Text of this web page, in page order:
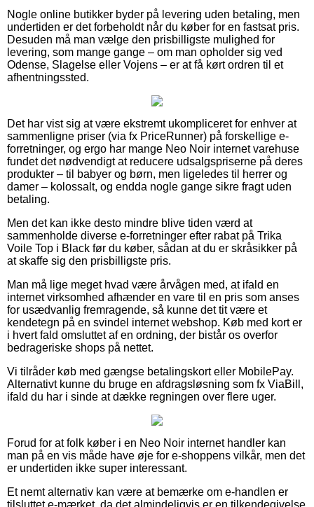
Nogle online butikker byder på levering uden betaling, men
undertiden er det forbeholdt når du køber for en fastsat pris.
Desuden må man vælge den prisbilligste mulighed for
levering, som mange gange – om man opholder sig ved
Odense, Slagelse eller Vojens – er at få kørt ordren til et
afhentningssted.
Det har vist sig at være ekstremt ukompliceret for enhver at
sammenligne priser (via fx PriceRunner) på forskellige e-
forretninger, og ergo har mange Neo Noir internet varehuse
fundet det nødvendigt at reducere udsalgspriserne på deres
produkter – til babyer og børn, men ligeledes til herrer og
damer – kolossalt, og endda nogle gange sikre fragt uden
betaling.
Men det kan ikke desto mindre blive tiden værd at
sammenholde diverse e-forretninger efter rabat på Trika
Voile Top i Black før du køber, sådan at du er skråsikker på
at skaffe sig den prisbilligste pris.
Man må lige meget hvad være årvågen med, at ifald en
internet virksomhed afhænder en vare til en pris som anses
for usædvanlig fremragende, så kunne det tit være et
kendetegn på en svindel internet webshop. Køb med kort er
i hvert fald omsluttet af en ordning, der bistår os overfor
bedrageriske shops på nettet.
Vi tilråder køb med gængse betalingskort eller MobilePay.
Alternativt kunne du bruge en afdragsløsning som fx ViaBill,
ifald du har i sinde at dække regningen over flere uger.
Forud for at folk køber i en Neo Noir internet handler kan
man på en vis måde have øje for e-shoppens vilkår, men det
er undertiden ikke super interessant.
Et nemt alternativ kan være at bemærke om e-handlen er
tilsluttet e-mærket, da det almindeligvis er en tilkendegivelse